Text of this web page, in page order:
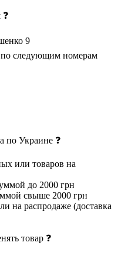
9
следующим номерам
39
по Украине ❓
или товаров на
до 2000 грн
свыше 2000 грн
на распродаже (доставка
товар ❓